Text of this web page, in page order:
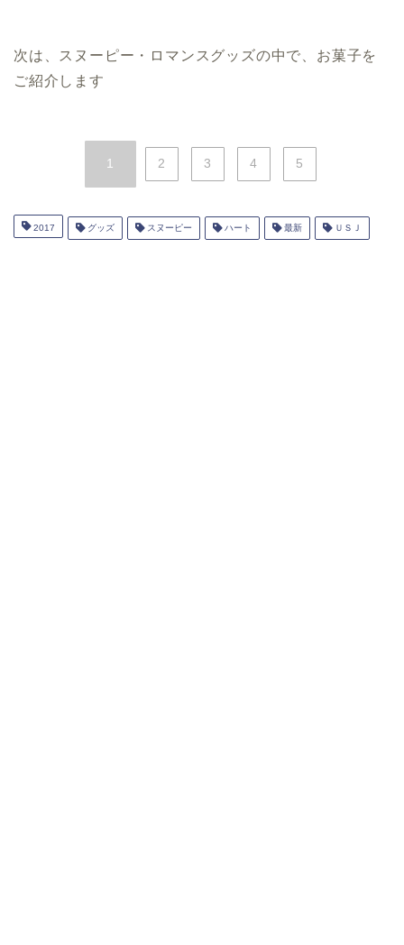
次は、スヌーピー・ロマンスグッズの中で、お菓子を
ご紹介します
1 2 3 4 5
2017 グッズ スヌーピー ハート 最新 ＵＳＪ